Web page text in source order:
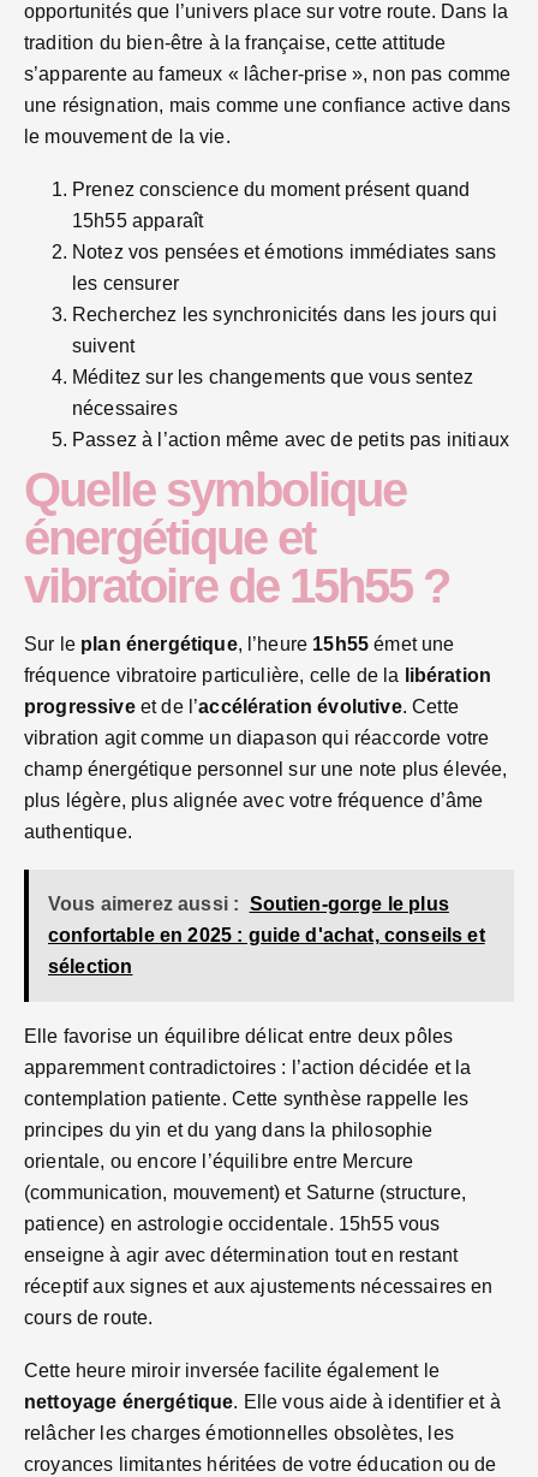
opportunités que l’univers place sur votre route. Dans la
tradition du bien-être à la française, cette attitude
s’apparente au fameux « lâcher-prise », non pas comme
une résignation, mais comme une confiance active dans
le mouvement de la vie.
Prenez conscience du moment présent quand
15h55 apparaît
Notez vos pensées et émotions immédiates sans
les censurer
Recherchez les synchronicités dans les jours qui
suivent
Méditez sur les changements que vous sentez
nécessaires
Passez à l’action même avec de petits pas initiaux
Quelle symbolique
énergétique et
vibratoire de 15h55 ?
Sur le plan énergétique, l’heure 15h55 émet une
fréquence vibratoire particulière, celle de la
libération
progressiveet de l’accélération évolutive. Cette
vibration agit comme un diapason qui réaccorde votre
champ énergétique personnel sur une note plus élevée,
plus légère, plus alignée avec votre fréquence d’âme
authentique.
Vous aimerez aussi : Soutien-gorge le plus
confortable en 2025 : guide d'achat, conseils et
sélection
Elle favorise un équilibre délicat entre deux pôles
apparemment contradictoires : l’action décidée et la
contemplation patiente. Cette synthèse rappelle les
principes du yin et du yang dans la philosophie
orientale, ou encore l’équilibre entre Mercure
(communication, mouvement) et Saturne (structure,
patience) en astrologie occidentale. 15h55 vous
enseigne à agir avec détermination tout en restant
réceptif aux signes et aux ajustements nécessaires en
cours de route.
Cette heure miroir inversée facilite également le
nettoyage énergétique. Elle vous aide à identifier et à
relâcher les charges émotionnelles obsolètes, les
croyances limitantes héritées de votre éducation ou de